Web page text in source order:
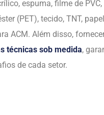
espuma, filme de PVC,
(PET), tecido, TNT,
ACM. Além disso,
técnicas sob medida,
de cada setor.